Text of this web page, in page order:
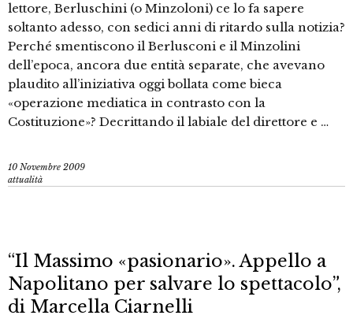
lettore, Berluschini (o Minzoloni) ce lo fa sapere
soltanto adesso, con sedici anni di ritardo sulla notizia?
Perché smentiscono il Berlusconi e il Minzolini
dell’epoca, ancora due entità separate, che avevano
plaudito all’iniziativa oggi bollata come bieca
«operazione mediatica in contrasto con la
Costituzione»? Decrittando il labiale del direttore e …
10 Novembre 2009
attualità
“Il Massimo «pasionario». Appello a
Napolitano per salvare lo spettacolo”,
di Marcella Ciarnelli